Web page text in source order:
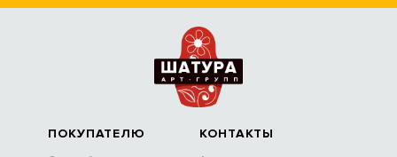
ПОКУПАТЕЛЮ КОНТАКТЫ